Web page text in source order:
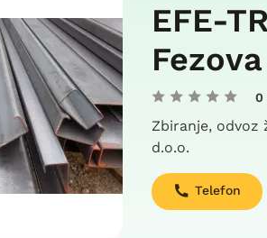
EFE-
0
Zbiranje, odvoz
d.o.o.
Telefon